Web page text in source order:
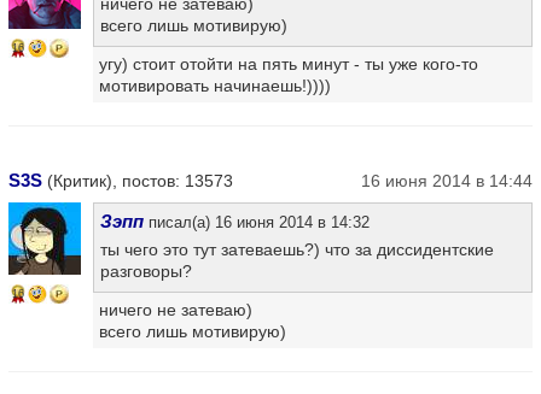
16
всего лишь мотивирую)
угу) стоит отойти на пять минут - ты уже кого-то
мотивировать начинаешь!))))
S3S (Критик), постов: 13573 16 июня 2014 в 14:44
16
Зэпп писал(а) 16 июня 2014 в 14:32
ты чего это тут затеваешь?) что за диссидентские
разговоры?
ничего не затеваю)
всего лишь мотивирую)